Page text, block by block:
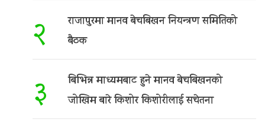
२ राजापुरमा मानव बेचबिखन नियन्त्रण समितिको
बैठक
३ बिभिन्न माध्यमबाट हुने मानव बेचबिखनको
जोखिम बारे किशोर किशोरीलाई सचेतना